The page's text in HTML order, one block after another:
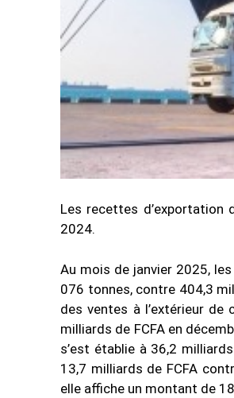
Les recettes d’exportation
2024.
Au mois de janvier 2025,
076 tonnes, contre 404,3
des ventes à l’extérieur
milliards de FCFA en
s’est établie à 36,2
13,7 milliards de FCFA
elle affiche un montant de